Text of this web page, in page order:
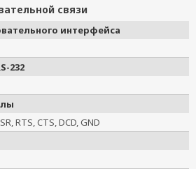
связи
интерфейса
232
RTS, CTS, DCD, GND